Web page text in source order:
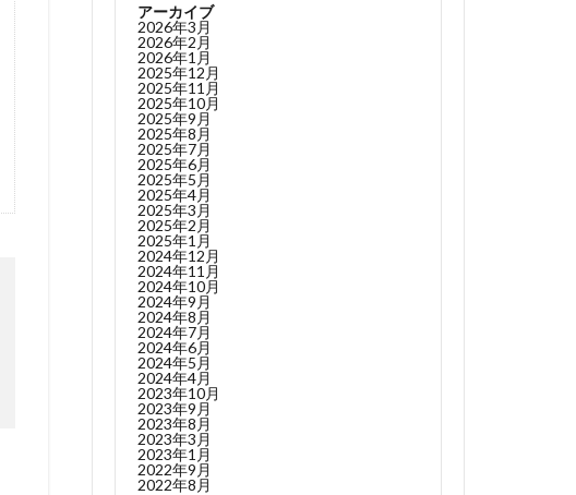
アーカイブ
2026年3月
2026年2月
2026年1月
2025年12月
2025年11月
2025年10月
2025年9月
2025年8月
2025年7月
2025年6月
2025年5月
2025年4月
2025年3月
2025年2月
2025年1月
2024年12月
2024年11月
2024年10月
2024年9月
2024年8月
2024年7月
2024年6月
2024年5月
2024年4月
2023年10月
2023年9月
2023年8月
2023年3月
2023年1月
2022年9月
2022年8月